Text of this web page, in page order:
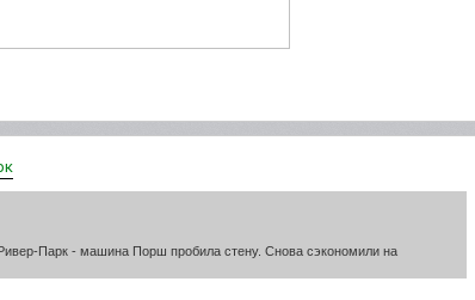
Парк - машина Порш пробила стену. Снова сэкономили на